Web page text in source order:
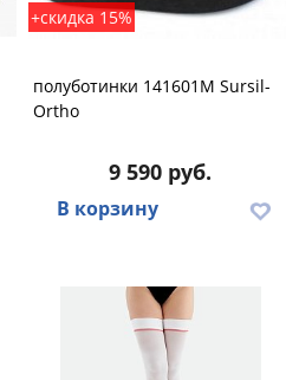
+скидка 15%
полуботинки 141601M Sursil-
Ortho
9 590 руб.
В корзину